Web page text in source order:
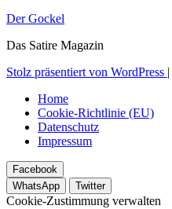
Der Gockel
Das Satire Magazin
Stolz präsentiert von WordPress |
Home
Cookie-Richtlinie (EU)
Datenschutz
Impressum
Facebook
WhatsApp
Twitter
Cookie-Zustimmung verwalten